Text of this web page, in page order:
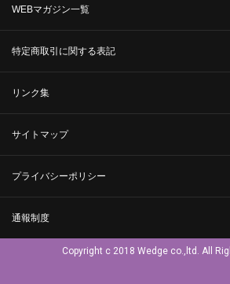
WEBマガジン一覧
特定商取引に関する表記
リンク集
サイトマップ
プライバシーポリシー
通報制度
Copyright c 2018 Wedge co.,ltd. All